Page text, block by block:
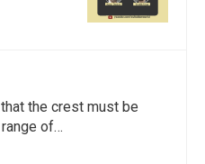
the crest must be
of…